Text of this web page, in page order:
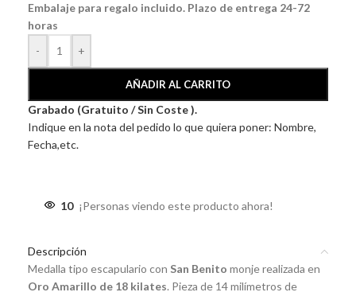
Embalaje para regalo incluido. Plazo de entrega 24-72
horas
-
+
AÑADIR AL CARRITO
Grabado (Gratuito / Sin Coste ).
Indique en la nota del pedido lo que quiera poner: Nombre,
Fecha,etc.
10 ¡Personas viendo este producto ahora!
Descripción
Medalla tipo escapulario con San Benito monje realizada en
Oro Amarillo de 18 kilates. Pieza de 14 milímetros de